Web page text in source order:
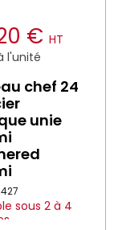
€ HT
l'unité
chef 24
unie
sous 2 à 4